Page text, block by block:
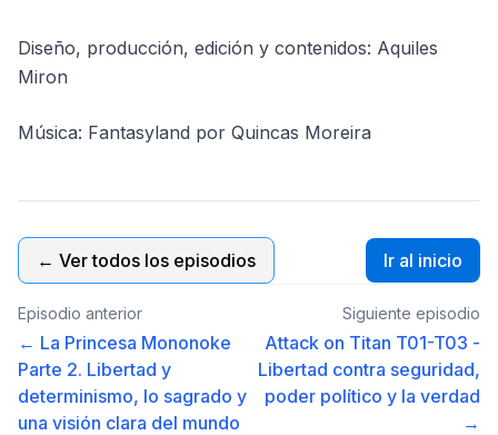
Diseño, producción, edición y contenidos: Aquiles
Miron
Música: Fantasyland por Quincas Moreira
← Ver todos los episodios Ir al inicio
Episodio anterior
← La Princesa Mononoke
Parte 2. Libertad y
determinismo, lo sagrado y
una visión clara del mundo
Siguiente episodio
Attack on Titan T01-T03 -
Libertad contra seguridad,
poder político y la verdad
→